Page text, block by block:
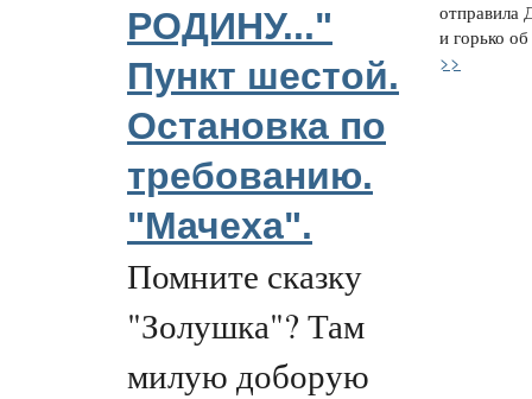
РОДИНУ..."
Пункт шестой.
Остановка по
требованию.
"Мачеха".
Помните сказку
"Золушка"? Там
милую доборую
отправила
и горько
>>